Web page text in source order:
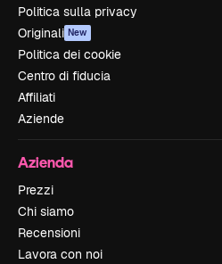
Politica sulla privacy
Originali New
Politica dei cookie
Centro di fiducia
Affiliati
Aziende
Azienda
Prezzi
Chi siamo
Recensioni
Lavora con noi